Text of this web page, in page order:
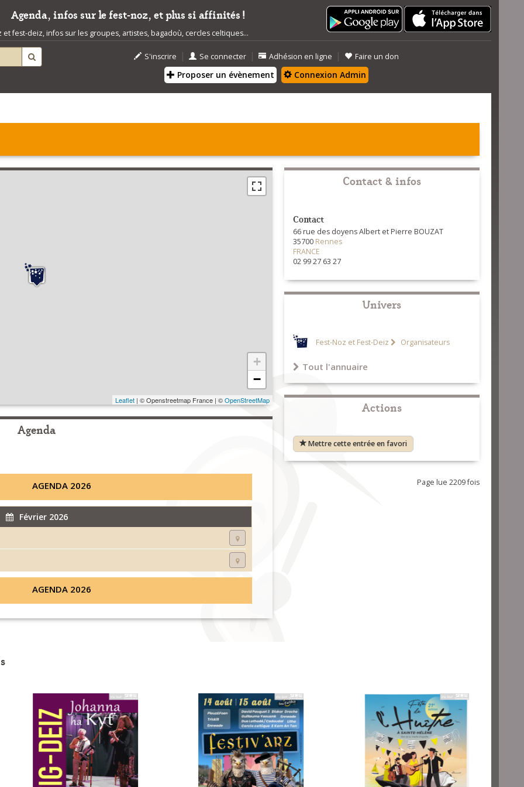
Agenda, infos sur le fest-noz, et plus si affinités !
fest-deiz, infos sur les groupes, artistes, bagadoù, cercles celtiques...
S'inscrire | Se connecter | Adhésion en ligne | Faire un don
Proposer un évènement Connexion Admin
+
−
Leaflet| © Openstreetmap France | ©OpenStreetMap
Agenda
AGENDA 2026
Février 2026
AGENDA 2026
Contact & infos
Contact
66 rue des doyens Albert et Pierre BOUZAT
35700 Rennes
FRANCE
02 99 27 63 27
Univers
Fest-Noz et Fest-Deiz Organisateurs
Tout l'annuaire
Actions
Mettre cette entrée en favori
Page lue 2209 fois